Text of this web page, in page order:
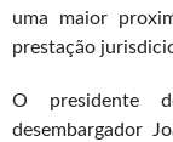
uma maior
prestação
O presidente
desembargador